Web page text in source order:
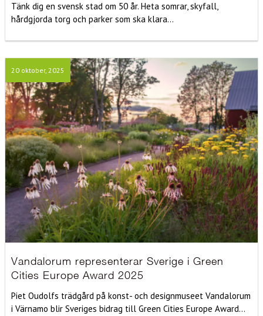
Tänk dig en svensk stad om 50 år. Heta somrar, skyfall,
hårdgjorda torg och parker som ska klara...
20 oktober, 2025
Vandalorum representerar Sverige i Green
Cities Europe Award 2025
Piet Oudolfs trädgård på konst- och designmuseet Vandalorum
i Värnamo blir Sveriges bidrag till Green Cities Europe Award...